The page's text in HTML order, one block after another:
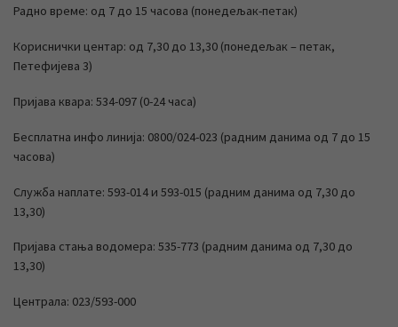
Радно време: од 7 до 15 часова (понедељак-петак)
Кориснички центар: од 7,30 до 13,30 (понедељак – петак,
Петефијева 3)
Пријава квара: 534-097 (0-24 часа)
Бесплатна инфо линија: 0800/024-023 (радним данима од 7 до 15
часова)
Служба наплате: 593-014 и 593-015 (радним данима од 7,30 до
13,30)
Пријава стања водомера: 535-773 (радним данима од 7,30 до
13,30)
Централа: 023/593-000